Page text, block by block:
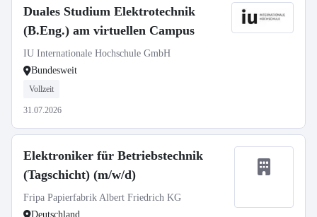
Duales Studium Elektrotechnik
(B.Eng.) am virtuellen Campus
IU Internationale Hochschule GmbH
Bundesweit
Vollzeit
31.07.2026
Elektroniker für Betriebstechnik
(Tagschicht) (m/w/d)
Fripa Papierfabrik Albert Friedrich KG
Deutschland